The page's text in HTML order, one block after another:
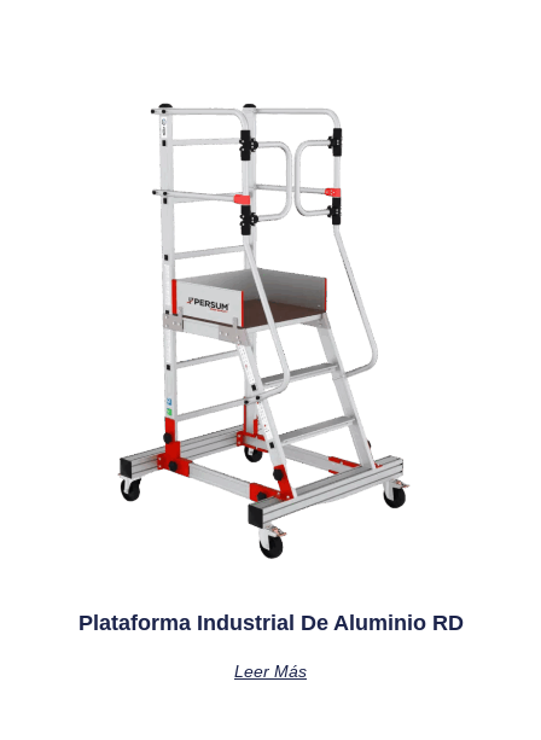
Plataforma Industrial De Aluminio RD
Leer Más